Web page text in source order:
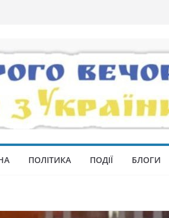
ПОЛІТИКА ПОДІЇ БЛОГИ